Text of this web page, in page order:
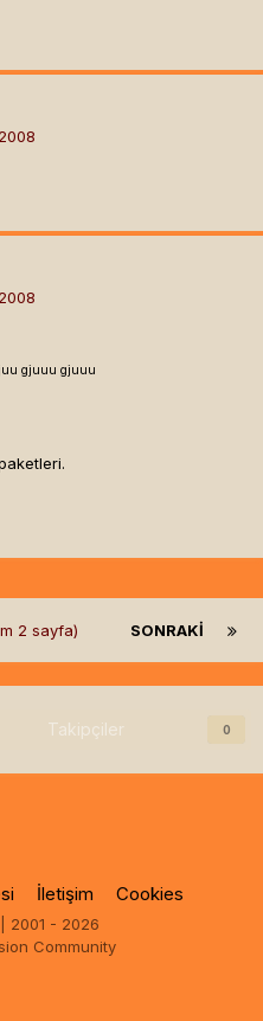
gjuuu gjuuu
SONRAKI
2 sayfa)
Takipçiler 0
İletişim Cookies
2001 - 2026
Community